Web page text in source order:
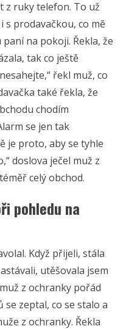
z ruky telefon. To už
s prodavačkou, co mě
na pokoji. Řekla, že
tak co ještě
řekl muž, co
také řekla, že
chodím
se jen tak
je proto, aby se tyhle
doslova ječel muž z
celý obchod.
pohledu na
Když přijeli, stála
utěšovala jsem
z ochranky pořád
se zeptal, co se stalo a
z ochranky. Řekla